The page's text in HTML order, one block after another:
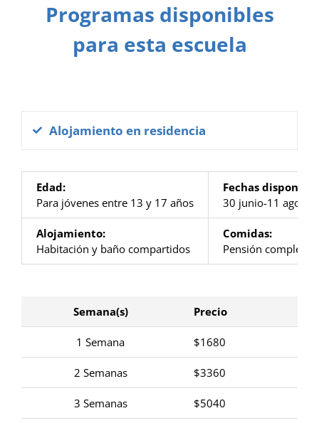
Programas disponibles
para esta escuela
Alojamiento en residencia
Edad:
Para jóvenes entre 13 y 17 años
Fechas
30 junio-11 agosto
Alojamiento:
Habitación y baño compartidos
Comidas:
Pensión completa
Semana(s) Precio
1 Semana $1680
2 Semanas $3360
3 Semanas $5040